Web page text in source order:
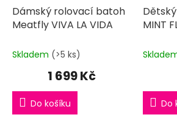
Dámský rolovací batoh
Meatfly VIVA LA VIDA
Skladem (>5 ks)
1 699 Kč
Do košíku
MINT
Do